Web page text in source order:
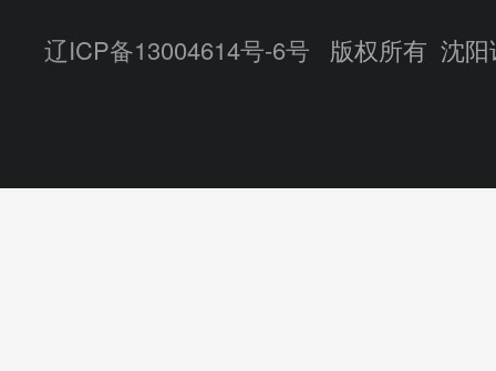
辽ICP备13004614号-6号 版权所有 沈阳